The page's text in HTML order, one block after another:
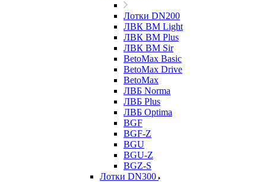
Лотки DN200
ЛВК ВМ Light
ЛВК ВМ Plus
ЛВК ВМ Sir
BetoMax Basic
BetoMax Drive
BetoMax
ЛВБ Norma
ЛВБ Plus
ЛВБ Optima
BGF
BGF-Z
BGU
BGU-Z
BGZ-S
Лотки DN300